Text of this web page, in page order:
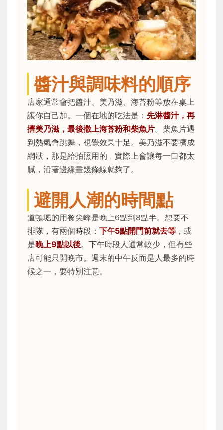
醬汁與調味料的順序
店家通常會把醬汁、美乃滋、海苔粉等放在桌上
讓你自己加。一個在地的吃法是： 先淋醬汁，再
擠美乃滋，最後撒上海苔粉和柴魚片。柴魚片遇
到熱氣會跳舞，視覺效果十足。美乃滋不要擠成
網狀，那是給拍照用的，實際上會讓每一口都太
膩，沿著邊緣畫幾條線就夠了。
避開人潮的時間點
道頓堀的用餐尖峰是晚上6點到8點半。想要不
排隊，有兩個時段： 下午5點開門前就去等 ，或
是晚上9點以後。下午時段人通常較少，但有些
店可能只開晚市。週末的中午反而是人最多的時
候之一，要特別注意。